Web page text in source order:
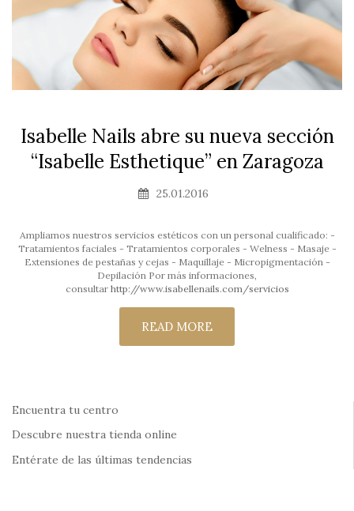
Isabelle Nails abre su nueva sección
“Isabelle Esthetique” en Zaragoza
25.01.2016
Ampliamos nuestros servicios estéticos con un personal cualificado: -
Tratamientos faciales - Tratamientos corporales - Welness - Masaje -
Extensiones de pestañas y cejas - Maquillaje - Micropigmentación -
Depilación Por más informaciones,
consultar http://www.isabellenails.com/servicios
READ MORE
Encuentra tu centro
Descubre nuestra tienda online
Entérate de las últimas tendencias